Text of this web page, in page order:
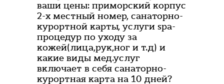
ваши цены: приморский корпус
2-х местный номер, санаторно-
курортной карты, услуги spa-
процедур по уходу за
кожей(лица,рук,ног и т.д) и
какие виды мед.услуг
включает в себя санаторно-
курортная карта на 10 дней?